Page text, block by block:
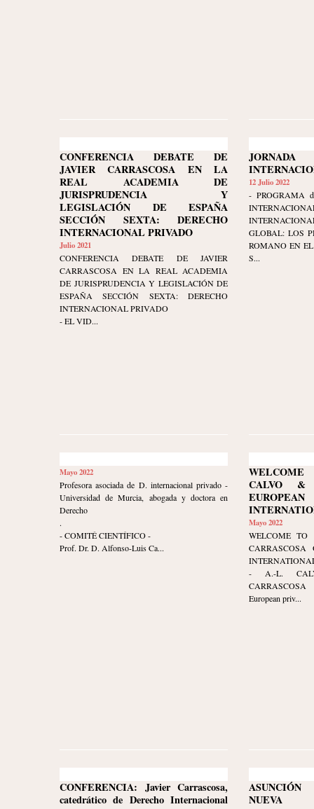
CONFERENCIA DEBATE DE
JAVIER CARRASCOSA EN LA
REAL ACADEMIA DE
JURISPRUDENCIA Y
LEGISLACIÓN DE ESPAÑA
SECCIÓN SEXTA: DERECHO
INTERNACIONAL PRIVADO
Julio 2021
CONFERENCIA DEBATE DE JAVIER
CARRASCOSA EN LA REAL ACADEMIA
DE JURISPRUDENCIA Y LEGISLACIÓN DE
ESPAÑA SECCIÓN SEXTA: DERECHO
INTERNACIONAL PRIVADO
- EL VID...
12 Julio 2022
- PROGRAMA
GLOBAL: LOS
ROMANO EN
S...
Mayo 2022
Profesora asociada de D. internacional privado -
Universidad de Murcia, abogada y doctora en
Derecho
.
- COMITÉ CIENTÍFICO -
Prof. Dr. D. Alfonso-Luis Ca...
CALVO &
Mayo 2022
WELCOME
CARRASCOSA
- A.-L.
European priv...
CONFERENCIA: Javier Carrascosa,
catedrático de Derecho Internacional
NUEVA